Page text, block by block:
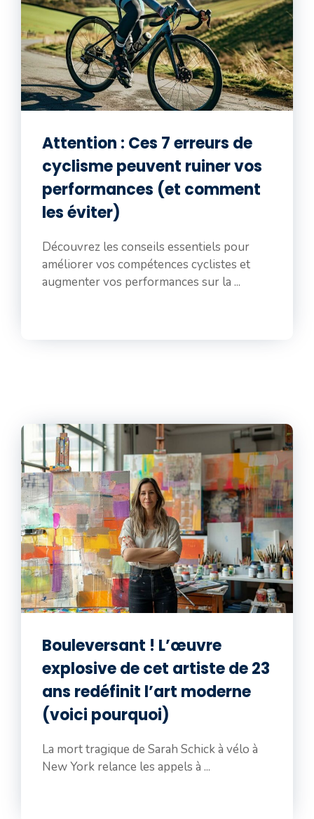
Attention : Ces 7 erreurs de
cyclisme peuvent ruiner vos
performances (et comment
les éviter)
Découvrez les conseils essentiels pour
améliorer vos compétences cyclistes et
augmenter vos performances sur la ...
Bouleversant ! L’œuvre
explosive de cet artiste de 23
ans redéfinit l’art moderne
(voici pourquoi)
La mort tragique de Sarah Schick à vélo à
New York relance les appels à ...